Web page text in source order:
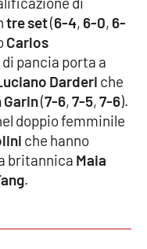
tre set(6-4, 6-0, 6-
Carlos
pancia porta a
Darderi che
(7-6,7-5,7-6).
doppio femminile
che hanno
britannica Maia
.